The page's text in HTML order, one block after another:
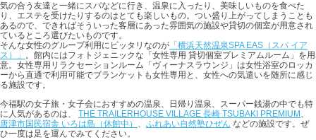
気の合う友達と一緒にスパなどに行き、温泉に入ったり、美味しいものを食べた
り、エステを受けたりするのはとても楽しいもの。つい盛り上がってしまうことも
あるので、できればそういった客層にあった雰囲気の施設や貸切の個室が用意され
ているところ選びたいものです。
そんな女性のグループ利用にピッタリなのが 「横浜天然温泉SPA EAS（スパ イア
ス）」 。館内にはフォトジェニックな「女性専用 貸切個室プレミアムルーム」を用
意。女性専用リラクセーションルーム「ヴィーナスラウンジ」は女性浴室のロッカ
ーから直通で利用可能でブランケットも女性専用と、女性への気遣いを随所に感じ
る施設です。
今福駅の女子旅・女子会におすすめの温泉、日帰り温泉、スーパー銭湯の中でも特
に人気があるのは、 THE TRAILERHOUSE VILLAGE 長崎 TSUBAKI PREMIUM 、
唐津市国民宿舎 いろは島（休館中） 、 ふれあい自然塾ひぜん などの施設です。ぜ
ひ一度は足を運んでみてください。